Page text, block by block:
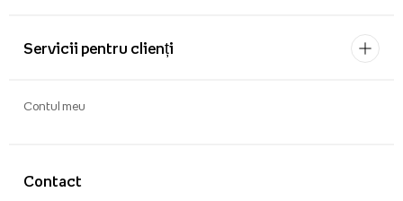
Servicii pentru clienți
Contact
Contul meu